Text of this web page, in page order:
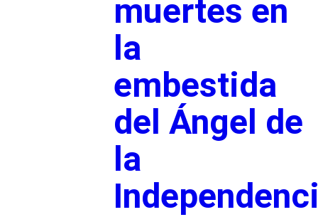
muertes en
la
embestida
del Ángel de
la